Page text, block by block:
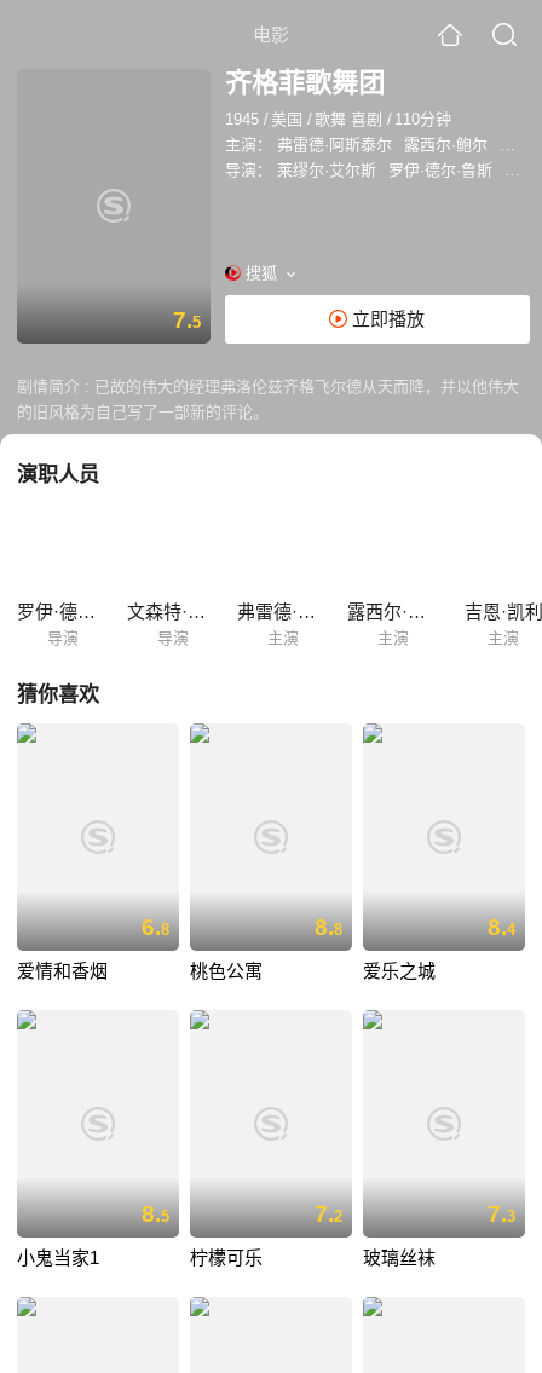
电影
7.5
齐格菲歌舞团
1945 / 美国 /歌舞 喜剧 / 110分钟
主演：
弗雷德·阿斯泰尔 露西尔·鲍尔
朱迪·
导演：
莱缪尔·艾尔斯 罗伊·德尔·鲁斯 文森
搜狐
立即播放
剧情简介 : 已故的伟大的经理弗洛伦兹齐格飞尔德从天而降，并以他伟大
的旧风格为自己写了一部新的评论。
演职人员
罗伊·德尔·鲁斯
导演
文森特·明奈利
导演
弗雷德·阿斯泰尔
主演
露西尔·鲍尔
主演
吉恩·凯利
主演
猜你喜欢
6.8
爱情和香烟
8.8
桃色公寓
8.4
爱乐之城
8.5
小鬼当家1
7.2
柠檬可乐
7.3
玻璃丝袜